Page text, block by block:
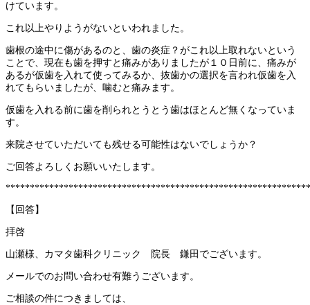
けています。
これ以上やりようがないといわれました。
歯根の途中に傷があるのと、歯の炎症？がこれ以上取れないという
ことで、現在も歯を押すと痛みがありましたが１０日前に、痛みが
あるが仮歯を入れて使ってみるか、抜歯かの選択を言われ仮歯を入
れてもらいましたが、噛むと痛みます。
仮歯を入れる前に歯を削られとうとう歯はほとんど無くなっていま
す。
来院させていただいても残せる可能性はないでしょうか？
ご回答よろしくお願いいたします。
【回答】
拝啓
山瀬様、カマタ歯科クリニック 院長 鎌田でございます。
メールでのお問い合わせ有難うございます。
ご相談の件につきましては、